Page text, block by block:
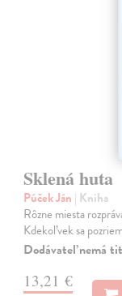
Sklená huta
Púček Ján | Kniha
Rôzne miesta
Kdekoľvek sa
Dodávateľ nemá
13,21 €